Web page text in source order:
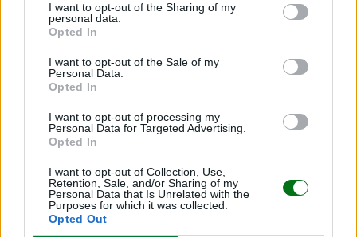
I want to opt-out of the Sharing of my
personal data.
Opted In
I want to opt-out of the Sale of my
Personal Data.
Opted In
I want to opt-out of processing my
Personal Data for Targeted Advertising.
Opted In
I want to opt-out of Collection, Use,
Retention, Sale, and/or Sharing of my
Personal Data that Is Unrelated with the
Purposes for which it was collected.
Opted Out
Amniorrexis y ruptura de la fuente: ¿qué son y
por qué se producen?